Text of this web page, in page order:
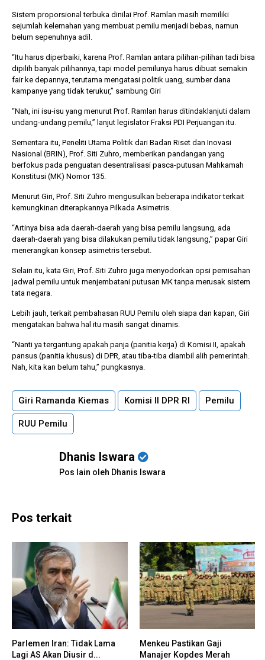
Sistem proporsional terbuka dinilai Prof. Ramlan masih memiliki
sejumlah kelemahan yang membuat pemilu menjadi bebas, namun
belum sepenuhnya adil.
“Itu harus diperbaiki, karena Prof. Ramlan antara pilihan-pilihan tadi bisa
dipilih banyak pilihannya, tapi model pemilunya harus dibuat semakin
fair ke depannya, terutama mengatasi politik uang, sumber dana
kampanye yang tidak terukur,” sambung Giri
“Nah, ini isu-isu yang menurut Prof. Ramlan harus ditindaklanjuti dalam
undang-undang pemilu,” lanjut legislator Fraksi PDI Perjuangan itu.
Sementara itu, Peneliti Utama Politik dari Badan Riset dan Inovasi
Nasional (BRIN), Prof. Siti Zuhro, memberikan pandangan yang
berfokus pada penguatan desentralisasi pasca-putusan Mahkamah
Konstitusi (MK) Nomor 135.
Menurut Giri, Prof. Siti Zuhro mengusulkan beberapa indikator terkait
kemungkinan diterapkannya Pilkada Asimetris.
“Artinya bisa ada daerah-daerah yang bisa pemilu langsung, ada
daerah-daerah yang bisa dilakukan pemilu tidak langsung,” papar Giri
menerangkan konsep asimetris tersebut.
Selain itu, kata Giri, Prof. Siti Zuhro juga menyodorkan opsi pemisahan
jadwal pemilu untuk menjembatani putusan MK tanpa merusak sistem
tata negara.
Lebih jauh, terkait pembahasan RUU Pemilu oleh siapa dan kapan, Giri
mengatakan bahwa hal itu masih sangat dinamis.
“Nanti ya tergantung apakah panja (panitia kerja) di Komisi II, apakah
pansus (panitia khusus) di DPR, atau tiba-tiba diambil alih pemerintah.
Nah, kita kan belum tahu,” pungkasnya.
Giri Ramanda Kiemas Komisi II DPR RI Pemilu
RUU Pemilu
Dhanis Iswara
Pos lain oleh Dhanis Iswara
Pos terkait
Parlemen Iran: Tidak Lama
Lagi AS Akan Diusir d...
Menkeu Pastikan Gaji
Manajer Kopdes Merah